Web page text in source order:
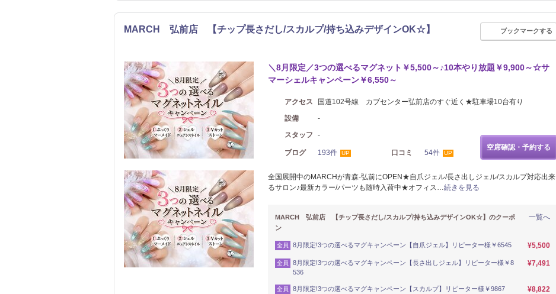
MARCH 弘前店 【チップ長さだし/スカルプ/持ち込みデザインOK☆】 ブックマークする
＼8月限定／3つの選べるマグネット￥5,500～♪10本やり放題￥9,900～☆サ
マーシェルキャンペーン￥6,550～
アクセス
国道102号線 カブセンター弘前店のすぐ近く★駐車場10台有り
設備
-
スタッフ
-
ブログ 193件 UP 口コミ 54件 UP
空席確認・予約する
全国展開中のMARCHが青森-弘前にOPEN★自爪ジェル/長さ出しジェル/スカルプ対応出来
るサロン♪最新カラー/パーツも随時入荷中★オフィス…続きを見る
一覧へ
MARCH 弘前店 【チップ長さだし/スカルプ/持ち込みデザインOK☆】のクーポ
ン
全員 8月限定!3つの選べるマグキャンペーン【自爪ジェル】リピーター様￥6545 ¥5,500
全員
8月限定!3つの選べるマグキャンペーン【長さ出しジェル】リピーター様￥8
536
¥7,491
全員 8月限定!3つの選べるマグキャンペーン【スカルプ】リピーター様￥9867 ¥8,822